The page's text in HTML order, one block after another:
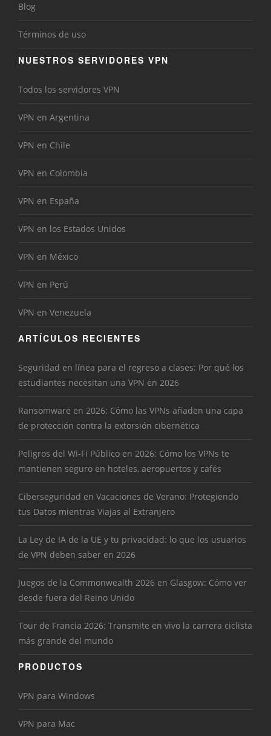
Blog
Términos de uso
NUESTROS SERVIDORES VPN
Todos los servidores VPN
VPN en Argentina
VPN en Chile
VPN en Colombia
VPN en España
VPN en los Estados Unidos
VPN en México
VPN en Perú
VPN en Venezuela
ARTÍCULOS RECIENTES
Seguridad en línea para el regreso a clases: Por qué los
estudiantes necesitan una VPN en 2026
Ransomware en 2026: Cómo las VPNs añaden una capa
de protección contra la extorsión cibernética
Peligros del Wi-Fi Público en 2026: Cómo los VPNs te
mantienen seguro en hoteles, aeropuertos y cafés
Ciberseguridad en Vacaciones de Verano: Protegiendo
tus Datos mientras Viajas al Extranjero
La Ley de IA de la UE y tu privacidad: lo que los usuarios
de VPN deben saber en 2026
Juegos de la Commonwealth 2026 en Glasgow: Cómo ver
desde fuera del Reino Unido
Tour de Francia 2026: Transmite en vivo la carrera ciclista
más grande del mundo
PRODUCTOS
VPN para Windows
VPN para Mac